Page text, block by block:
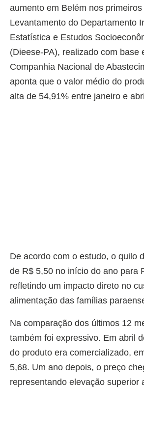
aumento em Belém nos
Levantamento do Departamento
Estatística e Estudos
(Dieese-PA), realizado com base
Companhia Nacional de
aponta que o valor médio do
alta de 54,91% entre janeiro e
De acordo com o estudo, o quilo
de R$ 5,50 no início do ano para
refletindo um impacto direto no
alimentação das famílias
Na comparação dos últimos 12
também foi expressivo. Em abril
do produto era comercializado,
5,68. Um ano depois, o preço
representando elevação superior